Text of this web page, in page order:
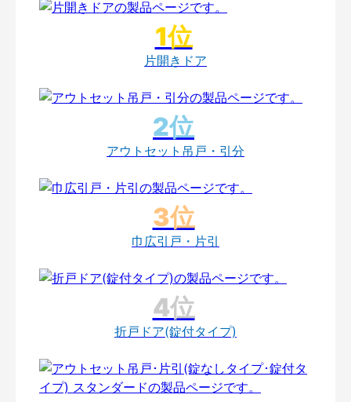
片開きドア
アウトセット吊戸・引分
巾広引戸・片引
折戸ドア(錠付タイプ)